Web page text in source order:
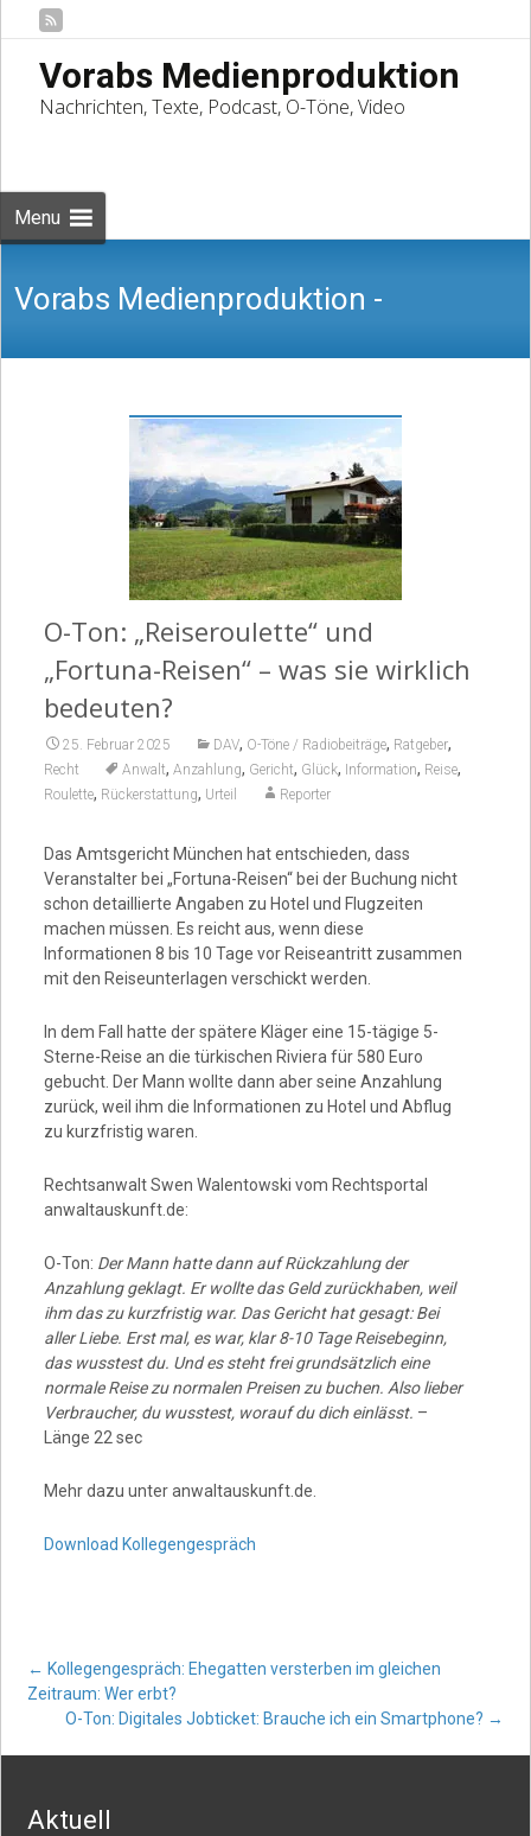
Vorabs Medienproduktion
Nachrichten, Texte, Podcast, O-Töne, Video
Menu
Vorabs Medienproduktion -
Nachrichten, Texte, Podcast, O-Töne,
O-Ton: „Reiseroulette“ und
„Fortuna-Reisen“ – was sie wirklich
bedeuten?
25. Februar 2025 DAV, O-Töne / Radiobeiträge, Ratgeber,
Recht Anwalt, Anzahlung, Gericht, Glück, Information, Reise,
Roulette, Rückerstattung, Urteil Reporter
Das Amtsgericht München hat entschieden, dass
Veranstalter bei „Fortuna-Reisen“ bei der Buchung nicht
schon detaillierte Angaben zu Hotel und Flugzeiten
machen müssen. Es reicht aus, wenn diese
Informationen 8 bis 10 Tage vor Reiseantritt zusammen
mit den Reiseunterlagen verschickt werden.
In dem Fall hatte der spätere Kläger eine 15-tägige 5-
Sterne-Reise an die türkischen Riviera für 580 Euro
gebucht. Der Mann wollte dann aber seine Anzahlung
zurück, weil ihm die Informationen zu Hotel und Abflug
zu kurzfristig waren.
Rechtsanwalt Swen Walentowski vom Rechtsportal
anwaltauskunft.de:
O-Ton: Der Mann hatte dann auf Rückzahlung der
Anzahlung geklagt. Er wollte das Geld zurückhaben, weil
ihm das zu kurzfristig war. Das Gericht hat gesagt: Bei
aller Liebe. Erst mal, es war, klar 8-10 Tage Reisebeginn,
das wusstest du. Und es steht frei grundsätzlich eine
normale Reise zu normalen Preisen zu buchen. Also lieber
Verbraucher, du wusstest, worauf du dich einlässt. –
Länge 22 sec
Mehr dazu unter anwaltauskunft.de.
Download Kollegengespräch
Post
navigation
← Kollegengespräch: Ehegatten versterben im gleichen
Zeitraum: Wer erbt?
O-Ton: Digitales Jobticket: Brauche ich ein Smartphone? →
Aktuell